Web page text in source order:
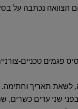
הצוואה נכתבה על
פגמים טכניים-
לשאת תאריך וחתימה.
בפני שני עדים